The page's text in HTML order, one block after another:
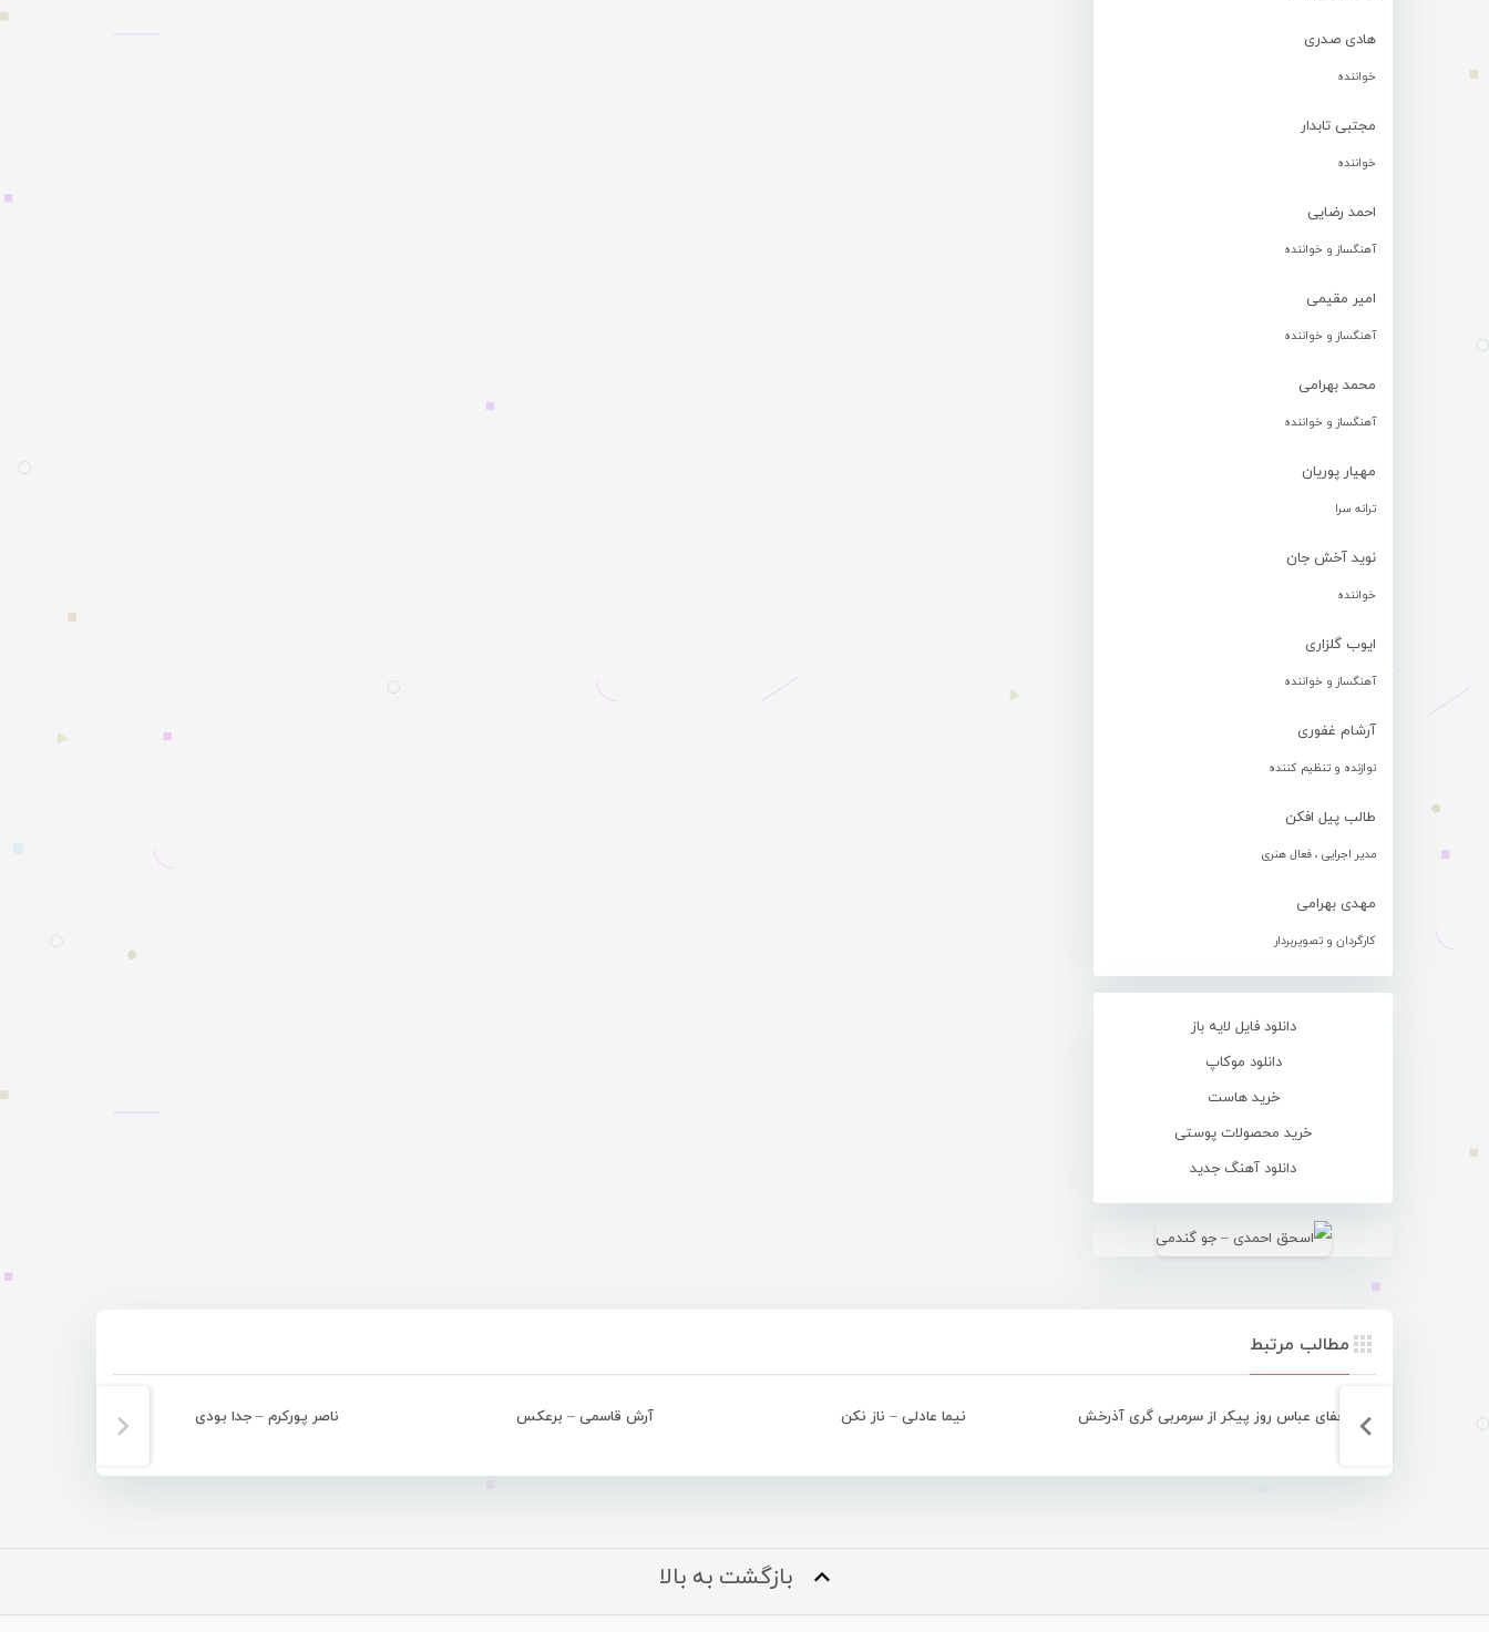
هادی صدری
خواننده
مجتبی تابدار
خواننده
احمد رضایی
آهنگساز و خواننده
امیر مقیمی
آهنگساز و خواننده
محمد بهرامی
آهنگساز و خواننده
مهیار پوریان
ترانه سرا
نوید آخش جان
خواننده
ایوب گلزاری
آهنگساز و خواننده
آرشام غفوری
نوازنده و تنظیم کننده
طالب پیل افکن
مدیر اجرایی ، فعال هنری
مهدی بهرامی
کارگردان و تصویربردار
دانلود فایل لایه باز
دانلود موکاپ
خرید هاست
خرید محصولات پوستی
دانلود آهنگ جدید
مطالب مرتبط
استعفای عباس روز پیکر از سرمربی گری آذرخش نیما عادلی – ناز نکن آرش قاسمی – برعکس ناصر پورکرم – جدا بودی
بازگشت به بالا